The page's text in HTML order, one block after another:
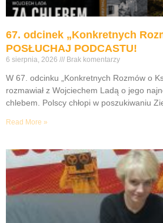
67. odcinek „Konkretnych
POSŁUCHAJ PODCASTU!
6 sierpnia, 2026 Brak komentarzy
W 67. odcinku „Konkretnych Rozmów o
rozmawiał z Wojciechem Ladą o jego
chlebem. Polscy chłopi w poszukiwaniu
Read More »